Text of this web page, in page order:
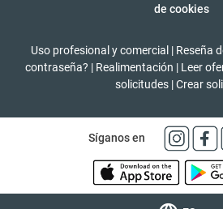
de cookies
Uso profesional y comercial | Reseña
contraseña? | Realimentación | Leer
solicitudes |Crear
Síganos en